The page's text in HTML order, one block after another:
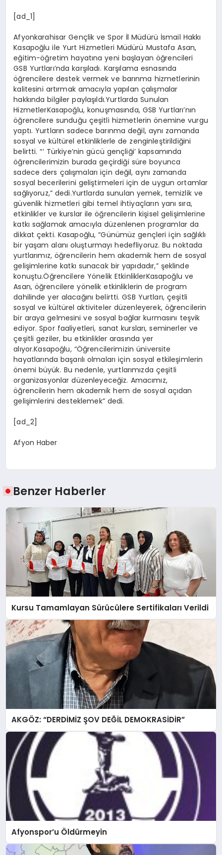
[ad_1]
Afyonkarahisar Gençlik ve Spor İl Müdürü İsmail Hakkı
Kasapoğlu ile Yurt Hizmetleri Müdürü Mustafa Asan,
eğitim-öğretim hayatına yeni başlayan öğrencileri
GSB Yurtları’nda karşıladı. Karşılama esnasında
öğrencilere destek vermek ve barınma hizmetlerinin
kalitesini artırmak amacıyla yapılan çalışmalar
hakkında bilgiler paylaşıldı.Yurtlarda Sunulan
HizmetlerKasapoğlu, konuşmasında, GSB Yurtları’nın
öğrencilere sunduğu çeşitli hizmetlerin önemine vurgu
yaptı. Yurtların sadece barınma değil, aynı zamanda
sosyal ve kültürel etkinliklerle de zenginleştirildiğini
belirtti. “‘ Türkiye’nin gücü gençliği’ kapsamında
öğrencilerimizin burada geçirdiği süre boyunca
sadece ders çalışmaları için değil, aynı zamanda
sosyal becerilerini geliştirmeleri için de uygun ortamlar
sağlıyoruz,” dedi.Yurtlarda sunulan yemek, temizlik ve
güvenlik hizmetleri gibi temel ihtiyaçların yanı sıra,
etkinlikler ve kurslar ile öğrencilerin kişisel gelişimlerine
katkı sağlamak amacıyla düzenlenen programlar da
dikkat çekti. Kasapoğlu, “Günümüz gençleri için sağlıklı
bir yaşam alanı oluşturmayı hedefliyoruz. Bu noktada
yurtlarımız, öğrencilerin hem akademik hem de sosyal
gelişimlerine katkı sunacak bir yapıdadır,” şeklinde
konuştu.Öğrencilere Yönelik EtkinliklerKasapoğlu ve
Asan, öğrencilere yönelik etkinliklerin de program
dahilinde yer alacağını belirtti. GSB Yurtları, çeşitli
sosyal ve kültürel aktiviteler düzenleyerek, öğrencilerin
bir araya gelmesini ve sosyal bağlar kurmasını teşvik
ediyor. Spor faaliyetleri, sanat kursları, seminerler ve
çeşitli geziler, bu etkinlikler arasında yer
alıyor.Kasapoğlu, “Öğrencilerimizin üniversite
hayatlarında başarılı olmaları için sosyal etkileşimlerin
önemi büyük. Bu nedenle, yurtlarımızda çeşitli
organizasyonlar düzenleyeceğiz. Amacımız,
öğrencilerin hem akademik hem de sosyal açıdan
gelişimlerini desteklemek” dedi.
[ad_2]
Afyon Haber
Benzer Haberler
Kursu Tamamlayan Sürücülere Sertifikaları Verildi
AKGÖZ: “DERDİMİZ ŞOV DEĞİL DEMOKRASİDİR”
Afyonspor’u Öldürmeyin